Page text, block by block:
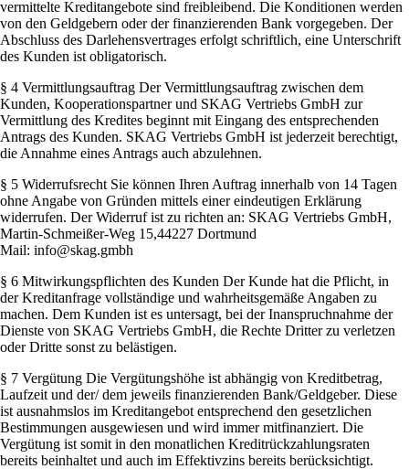
vermittelte Kreditangebote sind freibleibend. Die Konditionen werden
von den Geldgebern oder der finanzierenden Bank vorgegeben. Der
Abschluss des Darlehensvertrages erfolgt schriftlich, eine Unterschrift
des Kunden ist obligatorisch.
§ 4 Vermittlungsauftrag Der Vermittlungsauftrag zwischen dem
Kunden, Kooperationspartner und SKAG Vertriebs GmbH zur
Vermittlung des Kredites beginnt mit Eingang des entsprechenden
Antrags des Kunden. SKAG Vertriebs GmbH ist jederzeit berechtigt,
die Annahme eines Antrags auch abzulehnen.
§ 5 Widerrufsrecht Sie können Ihren Auftrag innerhalb von 14 Tagen
ohne Angabe von Gründen mittels einer eindeutigen Erklärung
widerrufen. Der Widerruf ist zu richten an: SKAG Vertriebs GmbH,
Martin-Schmeißer-Weg 15,44227 Dortmund
Mail: info@skag.gmbh
§ 6 Mitwirkungspflichten des Kunden Der Kunde hat die Pflicht, in
der Kreditanfrage vollständige und wahrheitsgemäße Angaben zu
machen. Dem Kunden ist es untersagt, bei der Inanspruchnahme der
Dienste von SKAG Vertriebs GmbH, die Rechte Dritter zu verletzen
oder Dritte sonst zu belästigen.
§ 7 Vergütung Die Vergütungshöhe ist abhängig von Kreditbetrag,
Laufzeit und der/ dem jeweils finanzierenden Bank/Geldgeber. Diese
ist ausnahmslos im Kreditangebot entsprechend den gesetzlichen
Bestimmungen ausgewiesen und wird immer mitfinanziert. Die
Vergütung ist somit in den monatlichen Kreditrückzahlungsraten
bereits beinhaltet und auch im Effektivzins bereits berücksichtigt.